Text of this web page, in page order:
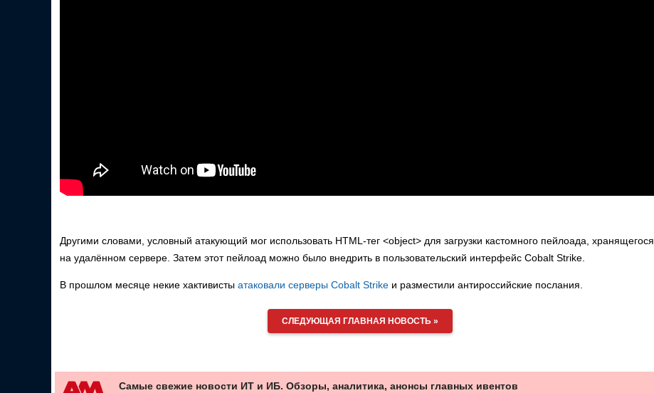
Другими словами, условный атакующий мог использовать HTML-тег <object> для загрузки кастомного пейлоада, хранящегося
на удалённом сервере. Затем этот пейлоад можно было внедрить в пользовательский интерфейс Cobalt Strike.
В прошлом месяце некие хактивисты атаковали серверы Cobalt Strike и разместили антироссийские послания.
СЛЕДУЮЩАЯ ГЛАВНАЯ НОВОСТЬ »
Самые свежие новости ИТ и ИБ. Обзоры, аналитика, анонсы главных ивентов